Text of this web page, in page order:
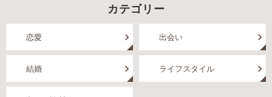
カテゴリー
恋愛 出会い
結婚 ライフスタイル